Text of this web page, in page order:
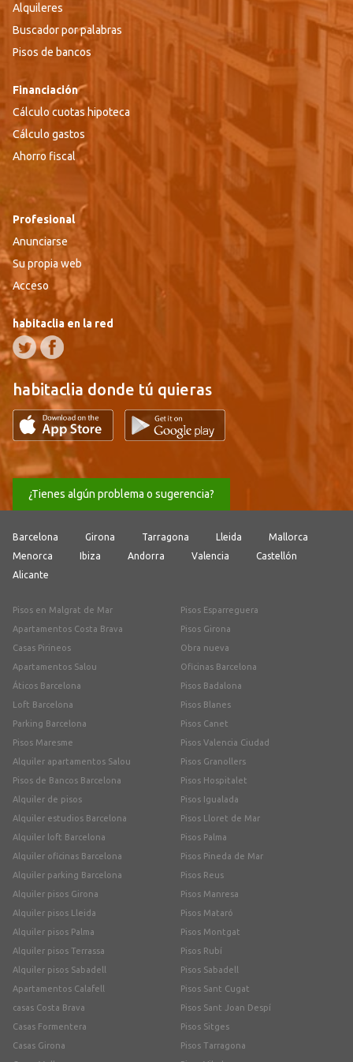
Alquileres
Buscador por palabras
Pisos de bancos
Financiación
Cálculo cuotas hipoteca
Cálculo gastos
Ahorro fiscal
Profesional
Anunciarse
Su propia web
Acceso
habitaclia en la red
habitaclia donde tú quieras
¿Tienes algún problema o sugerencia?
Barcelona Girona Tarragona Lleida
Mallorca
Menorca
Ibiza Andorra Valencia
Castellón
Alicante
Pisos en Malgrat de Mar
Apartamentos Costa Brava
Casas Pirineos
Apartamentos Salou
Áticos Barcelona
Loft Barcelona
Parking Barcelona
Pisos Maresme
Alquiler apartamentos Salou
Pisos de Bancos Barcelona
Alquiler de pisos
Alquiler estudios Barcelona
Alquiler loft Barcelona
Alquiler oficinas Barcelona
Alquiler parking Barcelona
Alquiler pisos Girona
Alquiler pisos Lleida
Alquiler pisos Palma
Alquiler pisos Terrassa
Alquiler pisos Sabadell
Apartamentos Calafell
casas Costa Brava
Casas Formentera
Casas Girona
Pisos Esparreguera
Pisos Girona
Obra nueva
Oficinas Barcelona
Pisos Badalona
Pisos Blanes
Pisos Canet
Pisos Valencia Ciudad
Pisos Granollers
Pisos Hospitalet
Pisos Igualada
Pisos Lloret de Mar
Pisos Palma
Pisos Pineda de Mar
Pisos Reus
Pisos Manresa
Pisos Mataró
Pisos Montgat
Pisos Rubí
Pisos Sabadell
Pisos Sant Cugat
Pisos Sant Joan Despí
Pisos Sitges
Pisos Tarragona